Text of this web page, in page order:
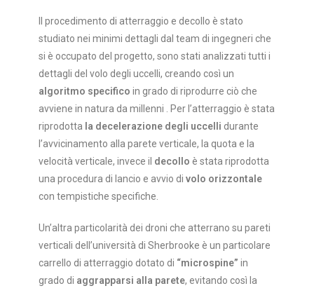
Il procedimento di atterraggio e decollo è stato
studiato nei minimi dettagli dal team di ingegneri che
si è occupato del progetto, sono stati analizzati tutti i
dettagli del volo degli uccelli, creando così un
algoritmo specifico in grado di riprodurre ciò che
avviene in natura da millenni .
Per l’atterraggio è stata
riprodotta la decelerazione degli uccelli durante
l’avvicinamento alla parete verticale, la quota e la
velocità verticale, invece il decollo è stata riprodotta
una procedura di lancio e avvio di volo orizzontale
con tempistiche specifiche.
Un’altra particolarità dei droni che atterrano su pareti
verticali dell’università di Sherbrooke è un particolare
carrello di atterraggio dotato di “microspine” in
grado di aggrapparsi alla parete, evitando così la